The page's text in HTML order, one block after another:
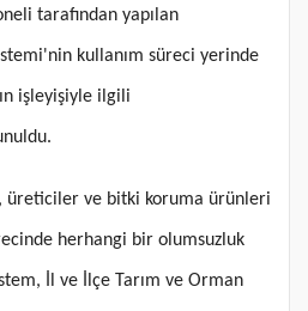
tarafından yapılan
kullanım süreci yerinde
işleyişiyle ilgili
üreticiler ve bitki koruma ürünleri
herhangi bir olumsuzluk
İl ve İlçe Tarım ve Orman